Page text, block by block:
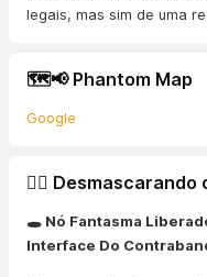
legais, mas sim de uma
🗺️📢 Phantom Map
Google
🕵️‍♂️ Desmascarando
🕳️ Nó Fantasma
Interface Do